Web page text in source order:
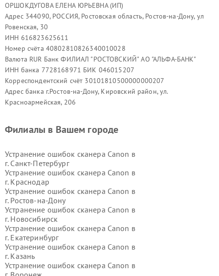
ОРШОКДУГОВА ЕЛЕНА ЮРЬЕВНА (ИП)
Адрес 344090, РОССИЯ, Ростовская область, Ростов-на-Дону, ул
Ровенская, 30
ИНН 616823625611
Номер счёта 40802810826340010028
Валюта RUR Банк ФИЛИАЛ "РОСТОВСКИЙ" АО "АЛЬФА-БАНК"
ИНН банка 7728168971 БИК 046015207
Корреспондентский счёт 30101810500000000207
Адрес банка г.Ростов-на-Дону, Кировский район, ул.
Красноармейская, 206
Филиалы в Вашем городе
Устранение ошибок сканера Canon в
г. Санкт-Петербург
Устранение ошибок сканера Canon в
г. Краснодар
Устранение ошибок сканера Canon в
г. Ростов-на-Дону
Устранение ошибок сканера Canon в
г. Новосибирск
Устранение ошибок сканера Canon в
г. Екатеринбург
Устранение ошибок сканера Canon в
г. Казань
Устранение ошибок сканера Canon в